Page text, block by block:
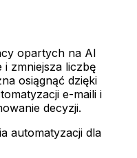
opartych na AI
zmniejsza liczbę
osiągnąć dzięki
e-maili i
decyzji.
automatyzacji dla